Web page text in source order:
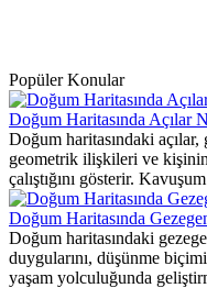
Popüler Konular
Doğum Haritasında Açılar
Doğum haritasındaki
geometrik ilişkileri ve
çalıştığını gösterir.
Doğum Haritasında
Doğum haritasındaki
duygularını, düşünme
yaşam yolculuğunda